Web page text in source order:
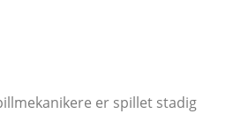
er spillet stadig